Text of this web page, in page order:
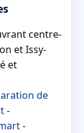
centre-
et Issy-
et
de
-
-